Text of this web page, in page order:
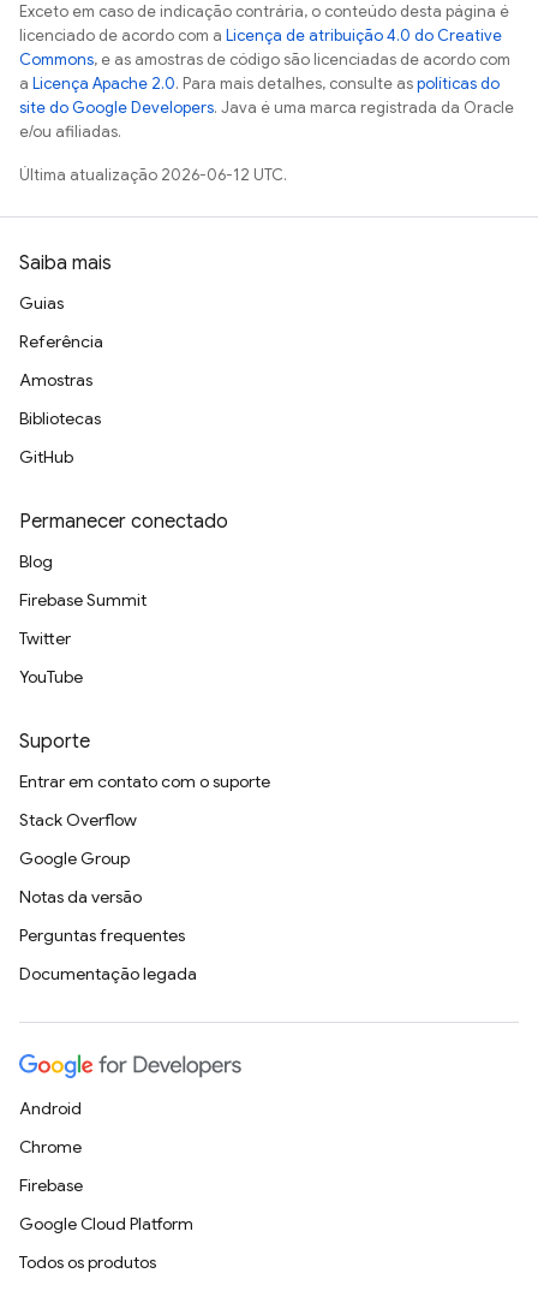
Exceto em caso de indicação contrária, o conteúdo desta página é
licenciado de acordo com a Licença de atribuição 4.0 do Creative
Commons, e as amostras de código são licenciadas de acordo com
a Licença Apache 2.0. Para mais detalhes, consulte aspolíticas do
site do Google Developers. Java é uma marca registrada da Oracle
e/ou afiliadas.
Última atualização 2026-06-12 UTC.
Saiba mais
Guias
Referência
Amostras
Bibliotecas
GitHub
Permanecer conectado
Blog
Firebase Summit
Twitter
YouTube
Suporte
Entrar em contato com o suporte
Stack Overflow
Google Group
Notas da versão
Perguntas frequentes
Documentação legada
Android
Chrome
Firebase
Google Cloud Platform
Todos os produtos